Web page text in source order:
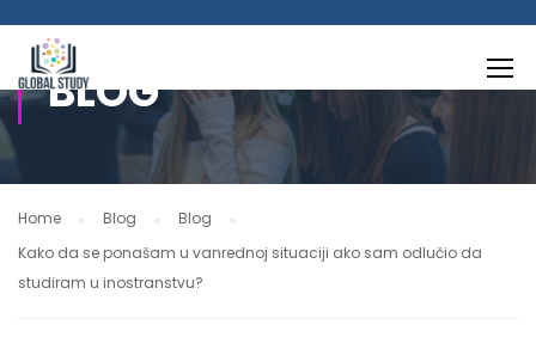
BLOG
Home Blog
Blog
Kako da se ponašam u vanrednoj situaciji ako sam odlučio da
studiram u inostranstvu?